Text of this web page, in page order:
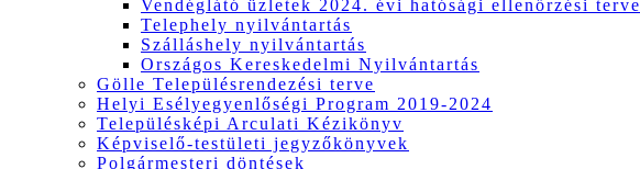
Vendéglátó üzletek 2024. évi hatósági ellenőrzési terve
Telephely nyilvántartás
Szálláshely nyilvántartás
Országos Kereskedelmi Nyilvántartás
Gölle Településrendezési terve
Helyi Esélyegyenlőségi Program 2019-2024
Településképi Arculati Kézikönyv
Képviselő-testületi jegyzőkönyvek
Polgármesteri döntések